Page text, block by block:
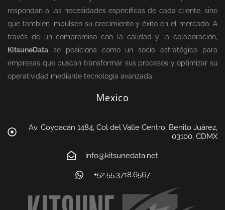
respondan a las necesidades específicas de cada cliente, sino
que también impulsen su crecimiento y éxito en el mercado. A
través de un compromiso con la calidad y la colaboración,
KitsuneData se posiciona como un socio estratégico para
empresas que buscan transformar sus procesos y optimizar su
operatividad mediante tecnología avanzada.
Mexico
Av. Coyoacán 1484, Col del Valle Centro, Benito Juárez,
03100, CDMX
info@kitsunedata.net
+52.55.3718.6567